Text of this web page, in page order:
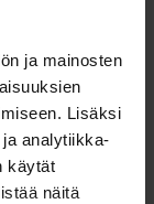
ja mainosten
Lisäksi
analytiikka-
käytät
näitä